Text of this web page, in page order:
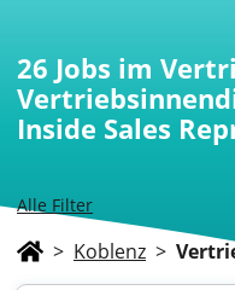
Alle Filter
26 Jobs im
Inside Sales
> Koblenz >